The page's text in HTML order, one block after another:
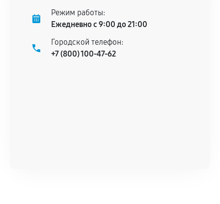
Режим работы:
Ежедневно с 9:00 до 21:00
Городской телефон:
+7 (800) 100-47-62